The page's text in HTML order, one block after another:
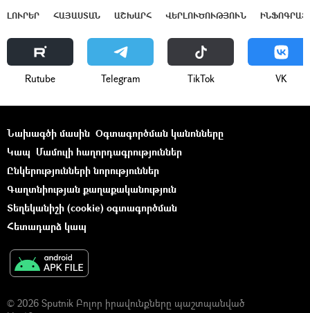
ԼՈՒՐԵՐ ՀԱՅԱՍՏԱՆ ԱՇԽԱՐՀ ՎԵՐԼՈՒԾՈՒԹՅՈՒՆ
Rutube Telegram ТikТоk VK
Նախագծի մասին Օգտագործման կանոնները
Կապ Մամուլի հաղորդագրություններ
Ընկերությունների նորություններ
Գաղտնիության քաղաքականություն
Տեղեկանիշի (cookie) օգտագործման
Հետադարձ կապ
© 2026 Sputnik Բոլոր իրավունքները պաշտպանված